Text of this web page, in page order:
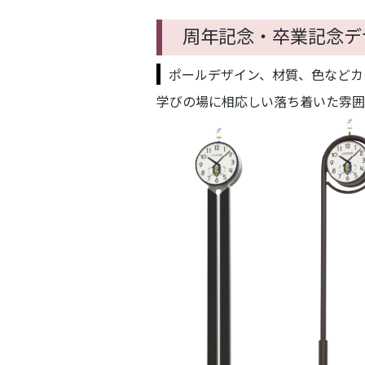
周年記念・卒業記念
ポールデザイン、材質、色など
学びの場に相応しい落ち着いた雰